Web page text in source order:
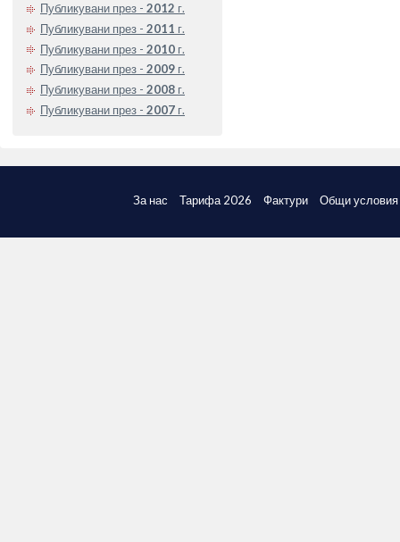
Публикувани през - 2012 г.
Публикувани през - 2011 г.
Публикувани през - 2010 г.
Публикувани през - 2009 г.
Публикувани през - 2008 г.
Публикувани през - 2007 г.
За нас Тарифа 2026 Фактури Общи условия